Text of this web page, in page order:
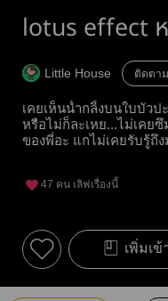
lotus effect
Little House ติดตาม
เคยเห็นน้ำกลิ้งบนใบบัวป
หรือไม่ก็ละเหย...ไม่เคย
ของพี่อะ แกไม่เคยรับรู้ถึ
47 คน เลิฟเรื่องนี้
เพิ่มเ